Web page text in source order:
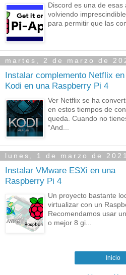
Discord es una de esas
volviendo
para permitir que las
martes, 2 de marzo de
Instalar complemento Netflix en
Kodi en una Raspberry Pi 4
Ver Netflix se ha
en estos tiempos de
queda. Cuando no
“And...
lunes, 1 de marzo de 2021
Instalar VMware ESXi en una
Raspberry Pi 4
Un proyecto bastante
virtualizar con un
Recomendamos usar
o mejor 8 gi...
Inicio